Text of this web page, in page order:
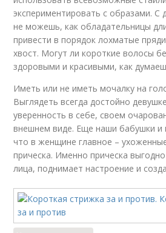
экспериментировать с образами. С
не можешь, как обладательницы
привести в порядок лохматые
хвост. Могут ли короткие волосы
здоровыми и красивыми, как
Иметь или не иметь мочалку на
Выглядеть всегда достойно
уверенность в себе, своем
внешнем виде. Еще наши бабушки и
что в женщине главное –
прическа. Именно прическа
лица, поднимает настроение и